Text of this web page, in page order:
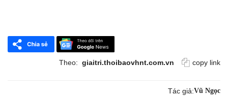
Theo: giaitri.thoibaovhnt.com.vn copy link
Tác giả:Vũ Ngọc